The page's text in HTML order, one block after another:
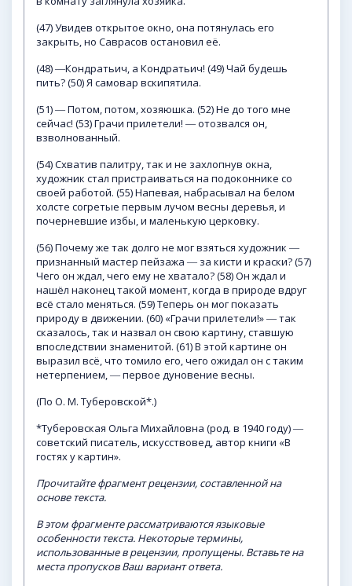
(47) Увидев открытое окно, она потянулась его
закрыть, но Саврасов остановил её.
(48) ―Кондратьич, а Кондратьич! (49) Чай будешь
пить? (50) Я самовар вскипятила.
(51) ― Потом, потом, хозяюшка. (52) Не до того мне
сейчас! (53) Грачи прилетели! ― отозвался он,
взволнованный.
(54) Схватив палитру, так и не захлопнув окна,
художник стал пристраиваться на подоконнике со
своей работой. (55) Напевая, набрасывал на белом
холсте согретые первым лучом весны деревья, и
почерневшие избы, и маленькую церковку.
(56) Почему же так долго не мог взяться художник ―
признанный мастер пейзажа ― за кисти и краски? (57)
Чего он ждал, чего ему не хватало? (58) Он ждал и
нашёл наконец такой момент, когда в природе вдруг
всё стало меняться. (59) Теперь он мог показать
природу в движении. (60) «Грачи прилетели!» ― так
сказалось, так и назвал он свою картину, ставшую
впоследствии знаменитой. (61) В этой картине он
выразил всё, что томило его, чего ожидал он с таким
нетерпением, ― первое дуновение весны.
(По О. М. Туберовской*.)
*Туберовская Ольга Михайловна (род. в 1940 году) ―
советский писатель, искусствовед, автор книги «В
гостях у картин».
Прочитайте фрагмент рецензии, составленной на
основе текста.
Вэтом фрагменте рассматриваютсяязыковые
особенности текста. Некоторые термины,
использованные в рецензии, пропущены. Вставьте на
места пропусков Ваш вариант ответа.